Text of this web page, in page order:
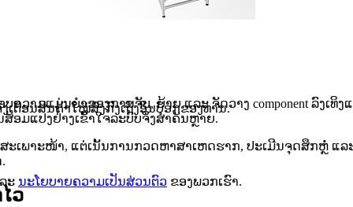
າມແມ່ນຍຳຂອງການຈັບ, ຍ້າຍ ແລະ ຈັດວາງ component ລົງເທິ
ອມແປງຢ່າງເຂົ້າໃຈລະບົບຈຶ່ງສຳຄັນຫຼາຍ.
ພາະໜ້າ, ແຕ່ເນັ້ນການກວດຫາສາເຫດຮາກ, ປະເມີນຈຸດສຶກຫຼໍ່ ແລ
ວ
ຕືອນສິນຄ້າໃໝ່ສົ່ງກົງເຖິງອິນບັອກຂອງທ່ານ.
ະ ນະໂຍບາຍຄວາມເປັນສ່ວນຕົວ ຂອງພວກເຮົາ.